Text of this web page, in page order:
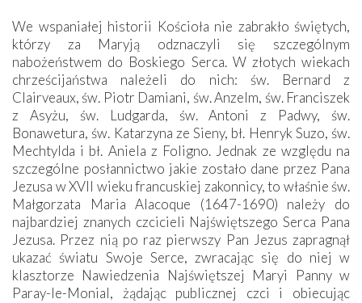
We wspaniałej historii Kościoła nie zabrakło świętych,
którzy za Maryją odznaczyli się szczególnym
nabożeństwem do Boskiego Serca. W złotych wiekach
chrześcijaństwa należeli do nich: św. Bernard z
Clairveaux, św. Piotr Damiani, św. Anzelm, św. Franciszek
z Asyżu, św. Ludgarda, św. Antoni z Padwy, św.
Bonawetura, św. Katarzyna ze Sieny, bł. Henryk Suzo, św.
Mechtylda i bł. Aniela z Foligno. Jednak ze względu na
szczególne posłannictwo jakie zostało dane przez Pana
Jezusa w XVII wieku francuskiej zakonnicy, to właśnie św.
Małgorzata Maria Alacoque (1647-1690) należy do
najbardziej znanych czcicieli Najświętszego Serca Pana
Jezusa. Przez nią po raz pierwszy Pan Jezus zapragnął
ukazać światu Swoje Serce, zwracając się do niej w
klasztorze Nawiedzenia Najświętszej Maryi Panny w
Paray-le-Monial, żądając publicznej czci i obiecując